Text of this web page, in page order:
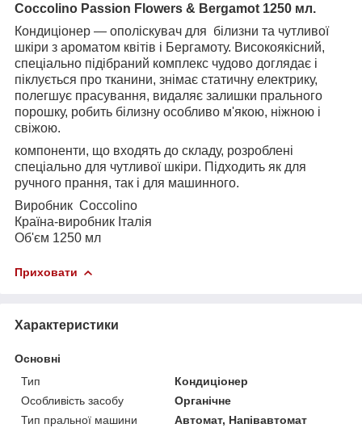
Coccolino Passion Flowers & Bergamot 1250 мл.
Кондиціонер — ополіскувач для білизни та чутливої
шкіри з ароматом квітів і Бергамоту. Високоякісний,
спеціально підібраний комплекс чудово доглядає і
піклується про тканини, знімає статичну електрику,
полегшує прасування, видаляє залишки прального
порошку, робить білизну особливо м'якою, ніжною і
свіжою.
компоненти, що входять до складу, розроблені
спеціально для чутливої шкіри. Підходить як для
ручного прання, так і для машинного.
Виробник Coccolino
Країна-виробник Італія
Об'єм 1250 мл
Приховати
Характеристики
Основні
Тип
Кондиціонер
Особливість засобу
Органічне
Тип пральної машини
Автомат, Напівавтомат